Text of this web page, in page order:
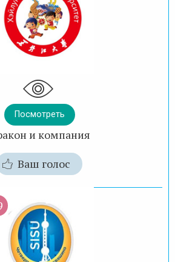
Посмотреть
и компания
Ваш голос